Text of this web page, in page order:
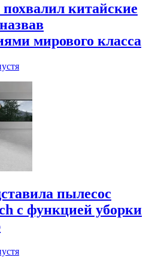
китайские
мирового класса
пылесос
с функцией уборки